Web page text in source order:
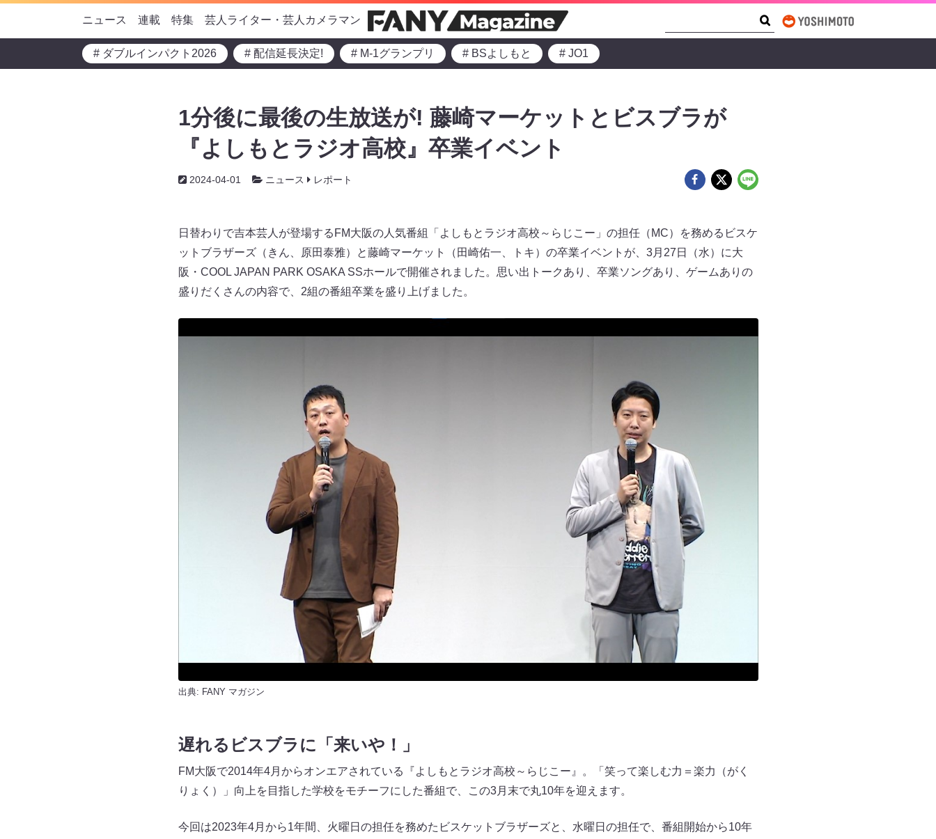
ニュース 連載 特集 芸人ライター・芸人カメラマン
# ダブルインパクト2026 # 配信延長決定! # M-1グランプリ # BSよしもと # JO1
1分後に最後の生放送が! 藤崎マーケットとビスブラが
『よしもとラジオ高校』卒業イベント
2024-04-01 ニュース レポート
日替わりで吉本芸人が登場するFM大阪の人気番組「よしもとラジオ高校～らじこー」の担任（MC）を務めるビスケ
ットブラザーズ（きん、原田泰雅）と藤崎マーケット（田崎佑一、トキ）の卒業イベントが、3月27日（水）に大
阪・COOL JAPAN PARK OSAKA SSホールで開催されました。思い出トークあり、卒業ソングあり、ゲームありの
盛りだくさんの内容で、2組の番組卒業を盛り上げました。
出典: FANY マガジン
遅れるビスブラに「来いや！」
FM大阪で2014年4月からオンエアされている『よしもとラジオ高校～らじこー』。「笑って楽しむ力＝楽力（がく
りょく）」向上を目指した学校をモチーフにした番組で、この3月末で丸10年を迎えます。
今回は2023年4月から1年間、火曜日の担任を務めたビスケットブラザーズと、水曜日の担任で、番組開始から10年